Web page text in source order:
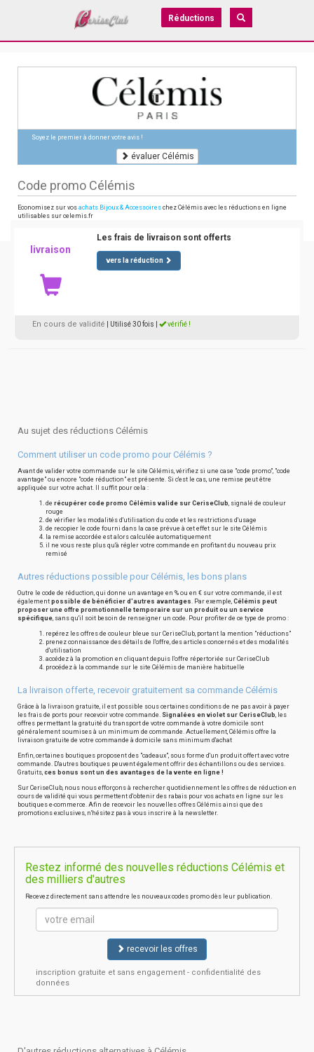
Réductions
Soyez le premier à donner votre avis !
évaluer Célémis
Code promo Célémis
Economisez sur vos achats Bijoux & Accessoires chez Célémis avec les réductions en ligne
utilisables sur celemis.fr
livraison
Les frais de livraison sont offerts
vers la réduction
En cours de validité | Utilisé 30 fois vérifié !
Au sujet des réductions Célémis
Comment utiliser un code promo pour Célémis ?
Avant de valider votre commande sur le site Célémis, vérifiez si une case "code promo", "code
avantage" ou encore "code réduction" est présente. Si c'est le cas, une remise peut être
appliquée sur votre achat. Il suffit pour cela :
de récupérer code promo Célémis valide sur CeriseClub, signalé de couleur
rouge
de vérifier les modalités d'utilisation du code et les restrictions d'usage
de recopier le code fourni dans la case prévue à cet effet sur le site Célémis
la remise accordée est alors calculée automatiquement
il ne vous reste plus qu'à régler votre commande en profitant du nouveau prix
remisé
Autres réductions possible pour Célémis, les bons plans
Outre le code de réduction, qui donne un avantage en % ou en € sur votre commande, il est
également possible de bénéficier d'autres avantages. Par exemple, Célémis peut
proposer une offre promotionnelle temporaire sur un produit ou un service
spécifique, sans qu'il soit besoin de renseigner un code. Pour profiter de ce type de promo :
repérez les offres de couleur bleue sur CeriseClub, portant la mention "réductions"
prenez connaissance des détails de l'offre, des articles concernés et des modalités
d'utilisation
accédez à la promotion en cliquant depuis l'offre répertoriée sur CeriseClub
procédez à la commande sur le site Célémis de manière habituelle
La livraison offerte, recevoir gratuitement sa commande Célémis
Grâce à la livraison gratuite, il est possible sous certaines conditions de ne pas avoir à payer
les frais de ports pour recevoir votre commande. Signalées en violet sur CeriseClub, les
offres permettant la gratuité du transport de votre commande à votre domicile sont
généralement soumises à un minimum de commande. Actuellement, Célémis offre la
livraison gratuite de votre commande à domicile sans minimum d'achat
Enfin, certaines boutiques proposent des "cadeaux", sous forme d'un produit offert avec votre
commande. D'autres boutiques peuvent également offrir des échantillons ou des services.
Gratuits, ces bonus sont un des avantages de la vente en ligne !
Sur CeriseClub, nous nous efforçons à rechercher quotidiennement les offres de réduction en
cours de validité qui vous permettent d'obtenir des rabais pour vos achats en ligne sur les
boutiques e-commerce. Afin de recevoir les nouvelles offres Célémis ainsi que des
promotions exclusives, n'hésitez pas à vous inscrire à la newsletter.
Restez informé des nouvelles réductions Célémis et
des milliers d'autres
Recevez directement sans attendre les nouveaux codes promo dès leur publication.
recevoir les offres
inscription gratuite et sans engagement - confidentialité des
données